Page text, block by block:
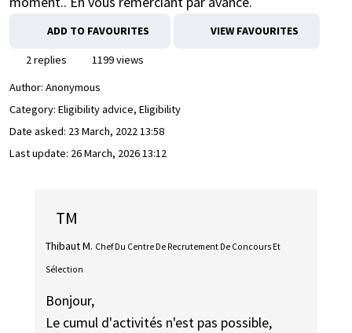
ADD TO FAVOURITES VIEW FAVOURITES
2 replies
1199 views
Author: Anonymous
Category: Eligibility advice, Eligibility
Date asked: 23 March, 2022 13:58
Last update: 26 March, 2026 13:12
TM
Thibaut M. Chef Du Centre De Recrutement De Concours Et
Sélection
Bonjour,
Le cumul d'activités n'est pas possible,